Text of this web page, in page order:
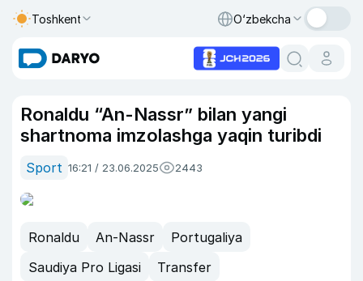
Toshkent O‘zbekcha
Ronaldu “An-Nassr” bilan yangi
shartnoma imzolashga yaqin turibdi
Sport 16:21 / 23.06.2025 2443
Ronaldu An-Nassr
Portugaliya
Saudiya Pro Ligasi
Transfer